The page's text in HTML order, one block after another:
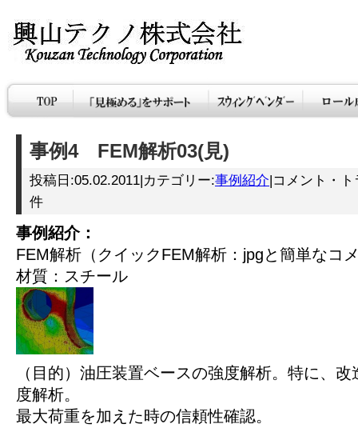
事例4 FEM解析03(見)
投稿日:05.02.2011|カテゴリー:事例紹介|コメント・
件
事例紹介：
FEM解析（クイックFEM解析：jpgと簡単なコ
材質：スチール
（目的）油圧装置ベースの強度解析。特に、
度解析。
最大荷重を加えた時の信頼性確認。